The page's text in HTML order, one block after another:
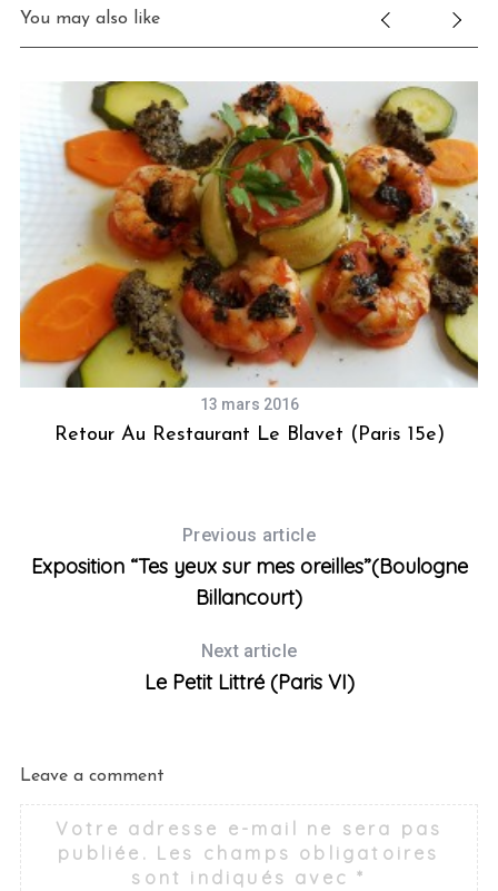
You may also like
13 mars 2016
Retour Au Restaurant Le Blavet (Paris 15e)
Previous article
Exposition “Tes yeux sur mes oreilles”(Boulogne
Billancourt)
Next article
Le Petit Littré (Paris VI)
Leave a comment
Votre adresse e-mail ne sera pas
publiée. Les champs obligatoires
sont indiqués avec*
S
e
a
r